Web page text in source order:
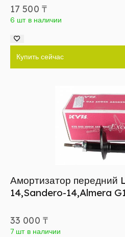
17 500 ₸
6 шт в наличии
Купить сейчас
Амортизатор передний
14,Sandero-14,Almera
33 000 ₸
7 шт в наличии